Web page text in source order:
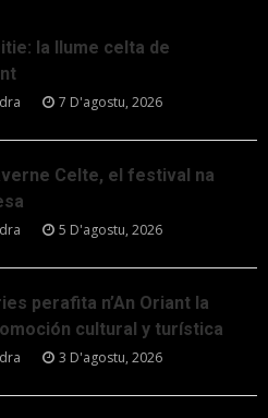
la llume celta de
7 D'agostu, 2026
Celte, el festival na
5 D'agostu, 2026
perafita n’An Oriant la
cultural y turística
3 D'agostu, 2026